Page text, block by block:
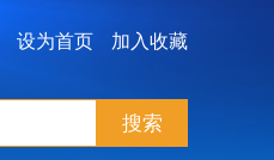
设为首页 加入收藏